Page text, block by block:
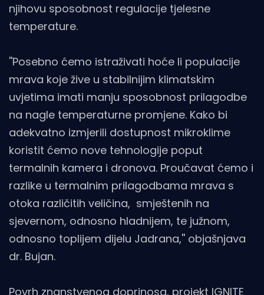
njihovu sposobnost regulacije tjelesne
temperature.
''Posebno ćemo istraživati hoće li populacije
mrava koje žive u stabilnijim klimatskim
uvjetima imati manju sposobnost prilagodbe
na nagle temperaturne promjene. Kako bi
adekvatno izmjerili dostupnost mikroklime
koristit ćemo nove tehnologije poput
termalnih kamera i dronova. Proučavat ćemo i
razlike u termalnim prilagodbama mrava s
otoka različitih veličina, smještenih na
sjevernom, odnosno hladnijem, te južnom,
odnosno toplijem dijelu Jadrana,'' objašnjava
dr. Bujan.
Povrh znanstvenog doprinosa, projekt IGNITE